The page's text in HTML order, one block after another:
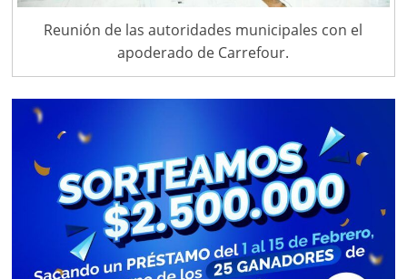
Reunión de las autoridades municipales con el
apoderado de Carrefour.